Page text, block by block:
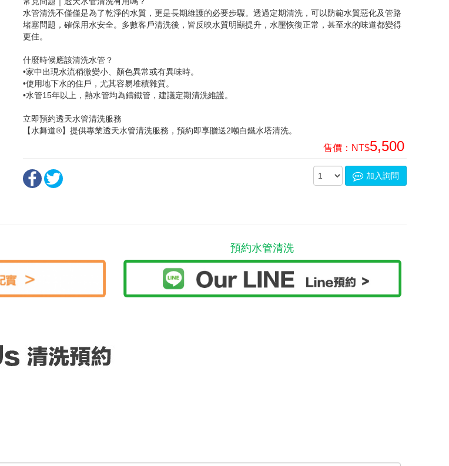
水管清洗不僅僅是為了乾淨的水質，更是長期維護的必要步驟。透過定期清洗，可以防範水質惡化及管路
堵塞問題，確保用水安全。多數客戶清洗後，皆反映水質明顯提升，水壓恢復正常，甚至水的味道都變得
更佳。
什麼時候應該清洗水管？
•家中出現水流稍微變小、顏色異常或有異味時。
•使用地下水的住戶，尤其容易堆積雜質。
•水管15年以上，熱水管均為鑄鐵管，建議定期清洗維護。
立即預約透天水管清洗服務
【水舞道®️】提供專業透天水管清洗服務，預約即享贈送2噸白鐵水塔清洗。
售價： NT$5,500
加入詢問
預約水管清洗